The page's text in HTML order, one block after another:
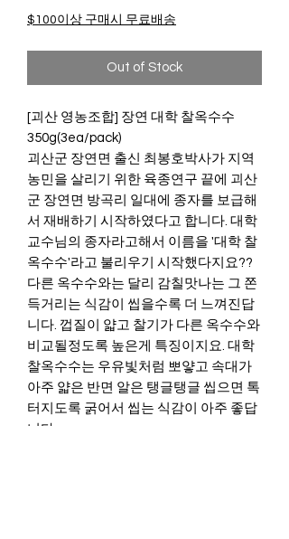
$100이상 구매시 무료배송
Out of Stock
[괴산 영농조합] 장연 대학 찰옥수수
350g(3ea/pack)
괴산군 장연면 출신 최봉호박사가 지역
농민을 살리기 위한 육종연구 끝에 괴산
군 장연면 방곡리 일대에 종자를 보급해
서 재배하기 시작하였다고 합니다. 대학
교수님의 종자라고해서 이름을 '대학 찰
옥수수'라고 불리우기 시작했다지요??
다른 옥수수와는 달리 감칠맛나는 그 쫀
득거리는 식감이 씹을수록 더 느껴진답
니다. 껍질이 얇고 찰기가 다른 옥수수와
비교될정도록 높은게 특징이지요. 대학
찰옥수수는 우유빛처럼 뽀얗고 속대가
아주 얇은 반면 알은 탱글탱글 씹으면 톡
터지도록 굵어서 씹는 식감이 아주 좋답
니다.